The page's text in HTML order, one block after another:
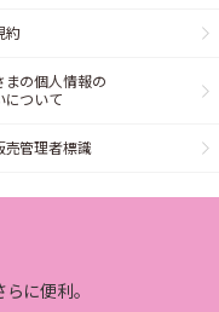
約
まの個人情報の
について
売管理者標識
に便利。